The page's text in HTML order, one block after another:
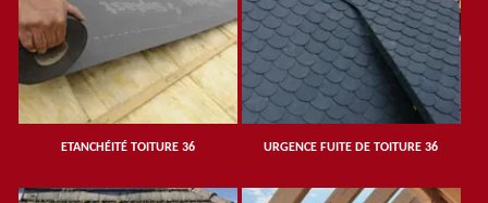
ETANCHÉITÉ TOITURE 36 URGENCE FUITE DE TOITURE 36